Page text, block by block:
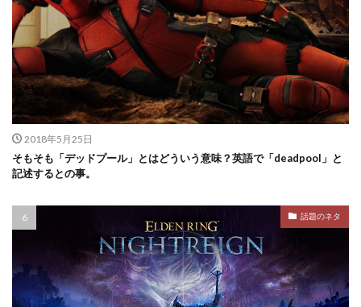
2018年5月25日
そもそも「デッドプール」とはどういう意味？英語で「deadpool」と
記述するとの事。
話題のネタ